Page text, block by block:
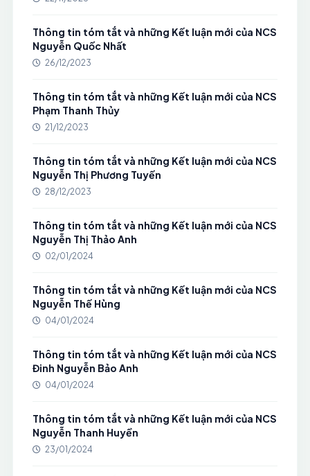
Thông tin tóm tắt và những Kết luận mới của NCS
Nguyễn Quốc Nhất
26/12/2023
Thông tin tóm tắt và những Kết luận mới của NCS
Phạm Thanh Thủy
21/12/2023
Thông tin tóm tắt và những Kết luận mới của NCS
Nguyễn Thị Phương Tuyến
28/12/2023
Thông tin tóm tắt và những Kết luận mới của NCS
Nguyễn Thị Thảo Anh
02/01/2024
Thông tin tóm tắt và những Kết luận mới của NCS
Nguyễn Thế Hùng
04/01/2024
Thông tin tóm tắt và những Kết luận mới của NCS
Đinh Nguyễn Bảo Anh
04/01/2024
Thông tin tóm tắt và những Kết luận mới của NCS
Nguyễn Thanh Huyền
23/01/2024